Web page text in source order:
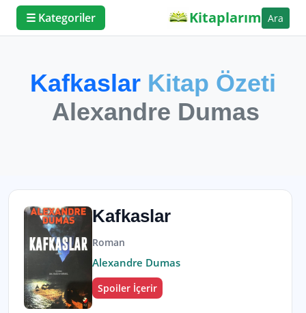
☰ Kategoriler Kitaplarım Ara
Kafkaslar Kitap Özeti
Alexandre Dumas
Kafkaslar
Roman
Alexandre Dumas
Spoiler İçerir